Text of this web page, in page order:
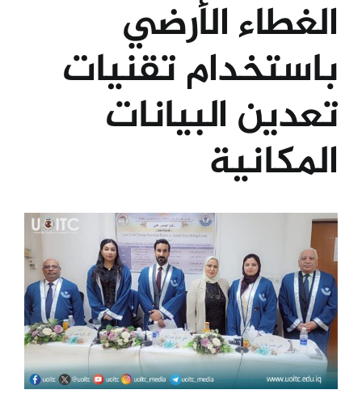
الغطاء الأرضي
باستخدام تقنيات
تعدين البيانات
المكانية
View
Larger
Image